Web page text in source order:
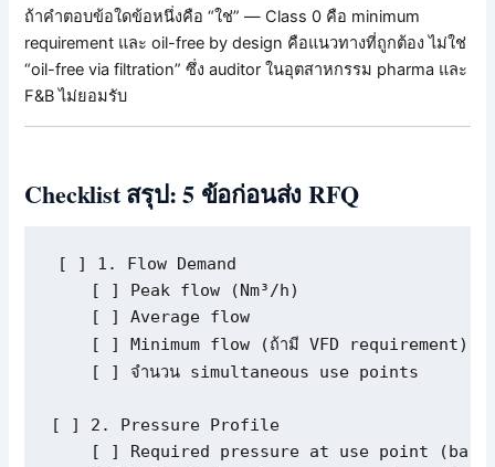
ถ้าคำตอบข้อใดข้อหนึ่งคือ “ใช่” — Class 0 คือ minimum
requirement และ oil-free by design คือแนวทางที่ถูกต้อง ไม่ใช่
“oil-free via filtration” ซึ่ง auditor ในอุตสาหกรรม pharma และ
F&B ไม่ยอมรับ
Checklist สรุป: 5 ข้อก่อนส่ง RFQ
[ ] 1. Flow Demand
    [ ] Peak flow (Nm³/h)
    [ ] Average flow
    [ ] Minimum flow (ถ้ามี VFD requirement)
    [ ] จำนวน simultaneous use points
[ ] 2. Pressure Profile
[ ] Required pressure at use point (bar